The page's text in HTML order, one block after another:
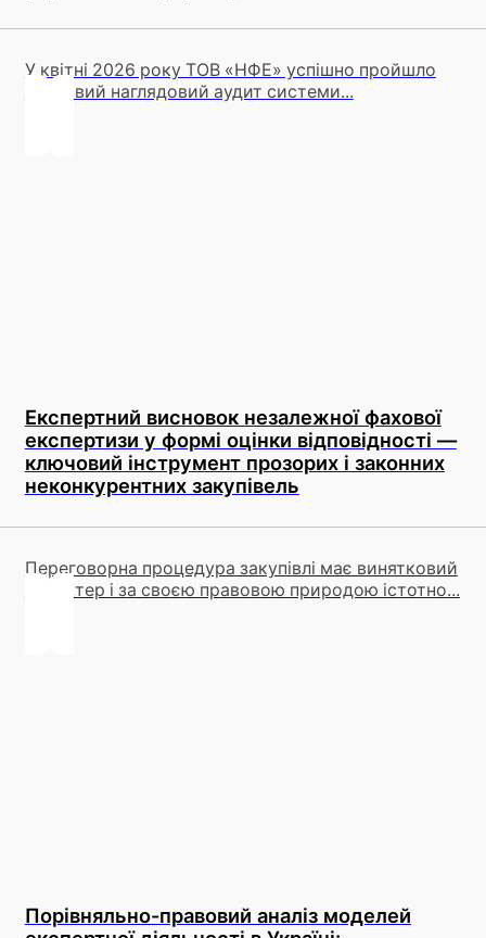
У квітні 2026 року ТОВ «НФЕ» успішно пройшло
плановий наглядовий аудит системи...
Експертний висновок незалежної фахової
експертизи у формі оцінки відповідності —
ключовий інструмент прозорих і законних
неконкурентних закупівель
Переговорна процедура закупівлі має винятковий
характер і за своєю правовою природою істотно...
Порівняльно-правовий аналіз моделей